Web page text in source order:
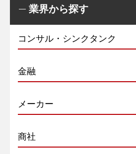
業界から探す
コンサル・シンクタンク
金融
メーカー
商社